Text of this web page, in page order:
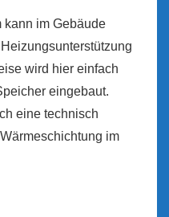
kann im Gebäude
wird hier einfach
eingebaut.
eine technisch
im